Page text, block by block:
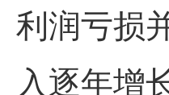
利润亏损
入逐年增